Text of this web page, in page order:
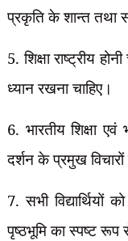
प्रकृति के शान्त तथा
5. शिक्षा राष्ट्रीय
ध्यान रखना चाहिए।
6. भारतीय शिक्षा एवं
दर्शन के प्रमुख
7. सभी विद्यार्थियों
पृष्ठभूमि का स्पष्ट रूप